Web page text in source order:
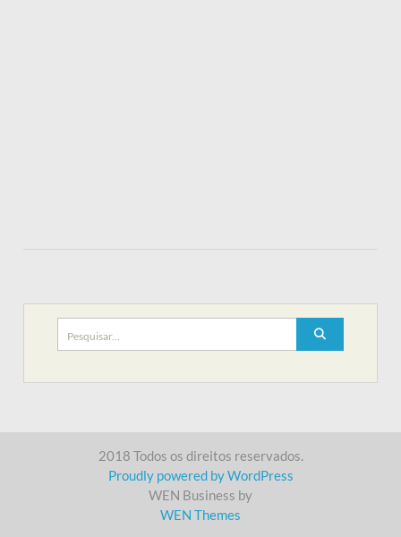
for:
2018 Todos os direitos reservados.
Proudly powered by WordPress
WEN Business by
WEN Themes